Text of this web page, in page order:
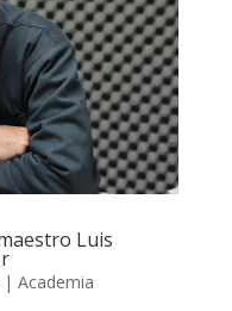
Luis
| Academia